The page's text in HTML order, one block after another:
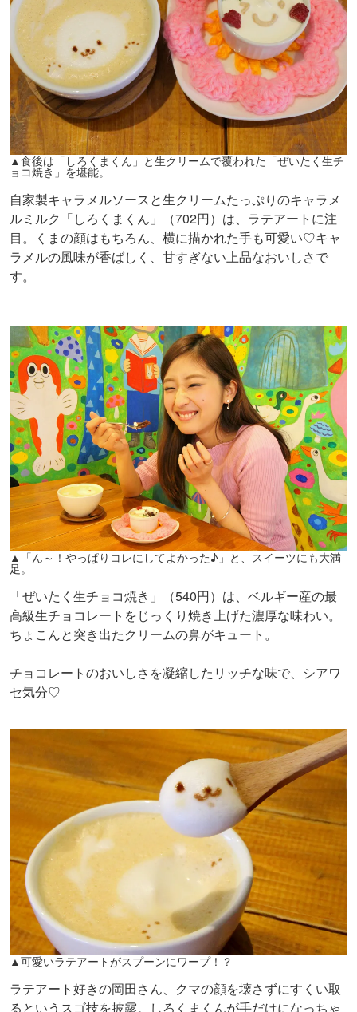
▲食後は「しろくまくん」と生クリームで覆われた「ぜいたく生チ
ョコ焼き」を堪能。
自家製キャラメルソースと生クリームたっぷりのキャラメ
ルミルク「しろくまくん」（702円）は、ラテアートに注
目。くまの顔はもちろん、横に描かれた手も可愛い♡キャ
ラメルの風味が香ばしく、甘すぎない上品なおいしさで
す。
▲「ん～！やっぱりコレにしてよかった♪」と、スイーツにも大満
足。
「ぜいたく生チョコ焼き」（540円）は、ベルギー産の最
高級生チョコレートをじっくり焼き上げた濃厚な味わい。
ちょこんと突き出たクリームの鼻がキュート。
チョコレートのおいしさを凝縮したリッチな味で、シアワ
セ気分♡
▲可愛いラテアートがスプーンにワープ！？
ラテアート好きの岡田さん、クマの顔を壊さずにすくい取
るというスゴ技を披露。しろくまくんが手だけになっちゃ